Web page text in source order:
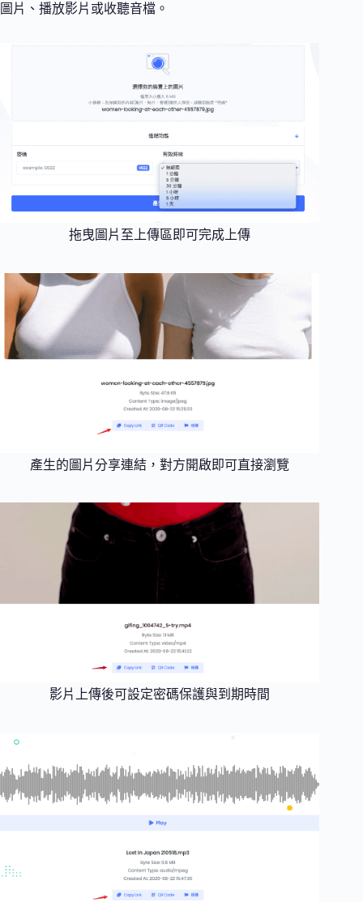
圖片、播放影片或收聽音檔。
拖曳圖片至上傳區即可完成上傳
產生的圖片分享連結，對方開啟即可直接瀏覽
影片上傳後可設定密碼保護與到期時間